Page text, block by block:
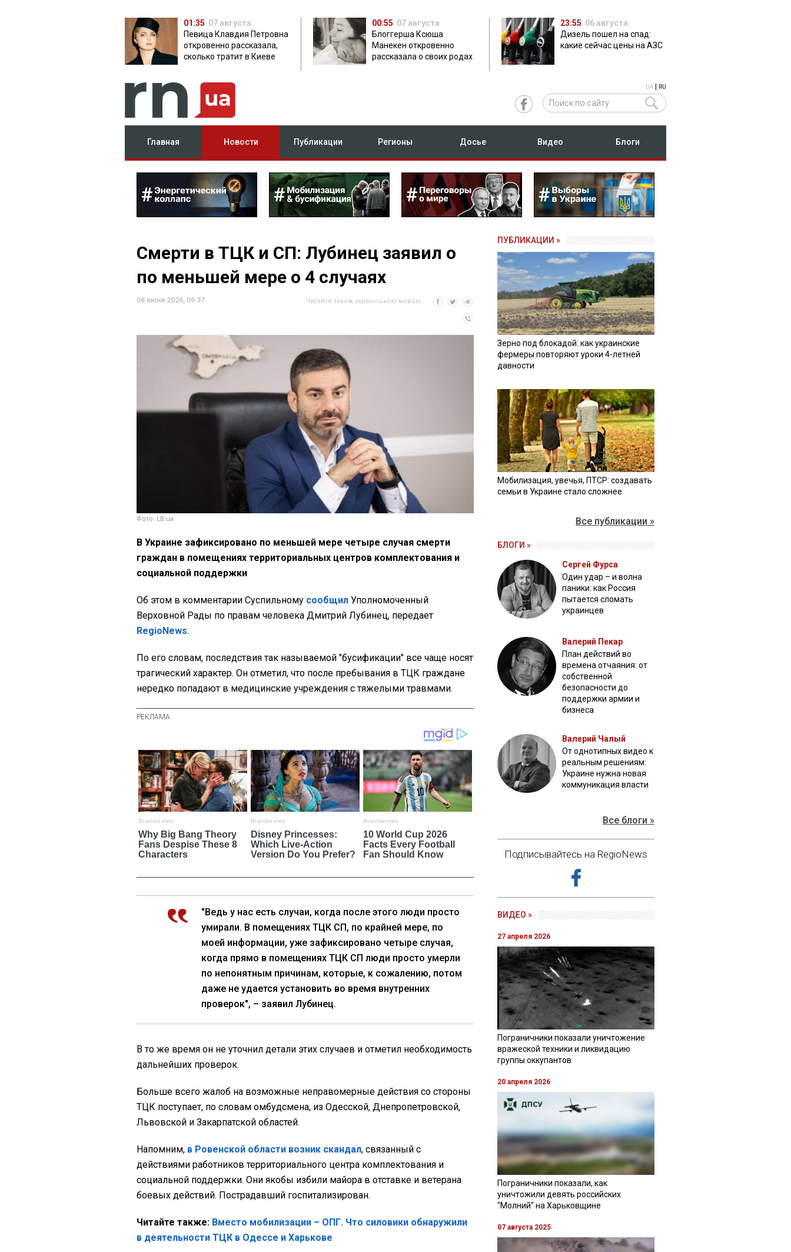
01:35 07 августа
Певица Клавдия Петровна
откровенно рассказала,
сколько тратит в Киеве
00:55 07 августа
Блоггерша Ксюша
Манекен откровенно
рассказала о своих родах
23:55 06 августа
Дизель пошел на спад:
какие сейчас цены на АЗС
UA RU
Главная Новости Публикации Регионы Досье Видео Блоги
Смерти в ТЦК и СП: Лубинец заявил о
по меньшей мере о 4 случаях
08 июня 2026, 09:37 Читайте також українською мовою
Фото: LB.ua
В Украине зафиксировано по меньшей мере четыре случая смерти
граждан в помещениях территориальных центров комплектования и
социальной поддержки
Об этом в комментарии Суспильному сообщил Уполномоченный
Верховной Рады по правам человека Дмитрий Лубинец, передает
RegioNews.
По его словам, последствия так называемой "бусификации" все чаще носят
трагический характер. Он отметил, что после пребывания в ТЦК граждане
нередко попадают в медицинские учреждения с тяжелыми травмами.
"Ведь у нас есть случаи, когда после этого люди просто
умирали. В помещениях ТЦК СП, по крайней мере, по
моей информации, уже зафиксировано четыре случая,
когда прямо в помещениях ТЦК СП люди просто умерли
по непонятным причинам, которые, к сожалению, потом
даже не удается установить во время внутренних
проверок", – заявил Лубинец.
В то же время он не уточнил детали этих случаев и отметил необходимость
дальнейших проверок.
Больше всего жалоб на возможные неправомерные действия со стороны
ТЦК поступает, по словам омбудсмена, из Одесской, Днепропетровской,
Львовской и Закарпатской областей.
Напомним, в Ровенской области возник скандал, связанный с
действиями работников территориального центра комплектования и
социальной поддержки. Они якобы избили майора в отставке и ветерана
боевых действий. Пострадавший госпитализирован.
Читайте также: Вместо мобилизации – ОПГ. Что силовики обнаружили
в деятельности ТЦК в Одессе и Харькове
ПУБЛИКАЦИИ »
Зерно под блокадой: как украинские
фермеры повторяют уроки 4-летней
давности
Мобилизация, увечья, ПТСР: создавать
семьи в Украине стало сложнее
Все публикации »
БЛОГИ »
Сергей Фурса
Один удар – и волна
паники: как Россия
пытается сломать
украинцев
Валерий Пекар
План действий во
времена отчаяния: от
собственной
безопасности до
поддержки армии и
бизнеса
Валерий Чалый
От однотипных видео к
реальным решениям:
Украине нужна новая
коммуникация власти
Все блоги »
Подписывайтесь на RegioNews
ВИДЕО »
27 апреля 2026
Пограничники показали уничтожение
вражеской техники и ликвидацию
группы оккупантов
20 апреля 2026
Пограничники показали, как
уничтожили девять российских
"Молний" на Харьковщине
07 августа 2025